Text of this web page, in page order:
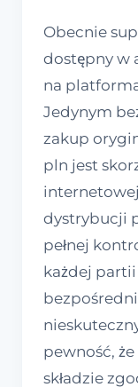
Obecnie
dostępny w
na
Jedynym
zakup
pln jest
dystrybucji
pełnej
każdej
pewność,
składzie